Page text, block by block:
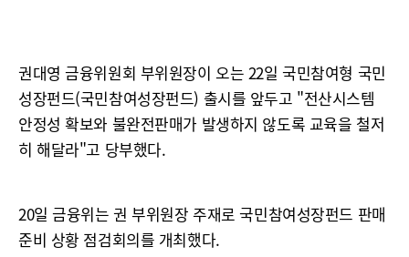
권대영 금융위원회 부위원장이 오는 22일 국민참여형 국민
성장펀드(국민참여성장펀드) 출시를 앞두고 "전산시스템
안정성 확보와 불완전판매가 발생하지 않도록 교육을 철저
히 해달라"고 당부했다.
20일 금융위는 권 부위원장 주재로 국민참여성장펀드 판매
준비 상황 점검회의를 개최했다.